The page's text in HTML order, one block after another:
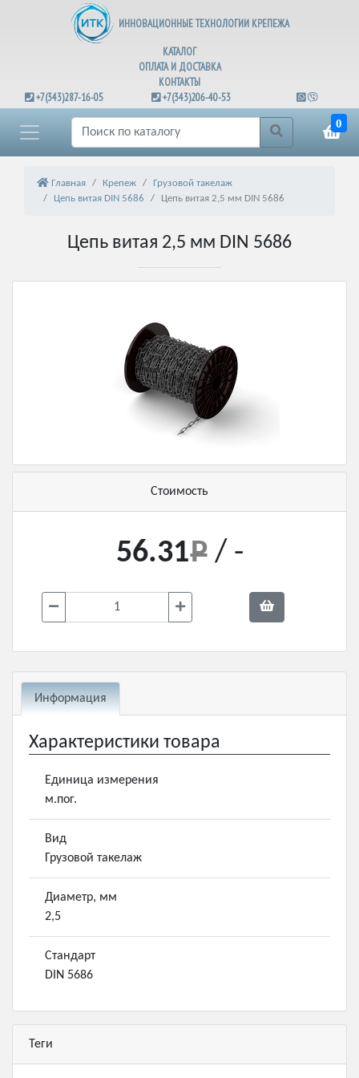
ИННОВАЦИОННЫЕ ТЕХНОЛОГИИ КРЕПЕЖА
КАТАЛОГ
ОПЛАТА И ДОСТАВКА
КОНТАКТЫ
+7(343)287-16-05
+7(343)206-40-53
0
Главная Крепеж
Грузовой такелаж
Цепь витая DIN 5686
Цепь витая 2,5 мм DIN 5686
Цепь витая 2,5 мм DIN 5686
Стоимость
56.31 / -
Информация
Характеристики товара
Единица измерения
м.пог.
Вид
Грузовой такелаж
Диаметр, мм
2,5
Стандарт
DIN 5686
Теги